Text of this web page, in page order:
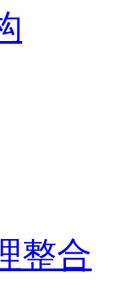
整合